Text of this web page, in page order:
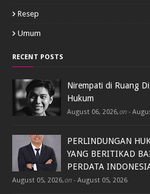
Resep
Umum
RECENT POSTS
Nirempati di Ruang
Hukum
August 06, 2026,on -
PERLINDUNGAN
YANG BERITIKAD
PERDATA
August 05, 2026,on - August 05, 2026